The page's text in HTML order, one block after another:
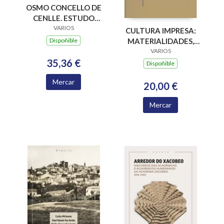
OSMO CONCELLO DE
CENLLE. ESTUDO
PARA A
INTERVENCION NO
VARIOS
Dispoñible
35,36 €
Mercar
CULTURA IMPRESA:
MATERIALIDADES,
PARADIGMAS E
RETOS EPISTÉMICOS
VARIOS
Dispoñible
20,00 €
Mercar